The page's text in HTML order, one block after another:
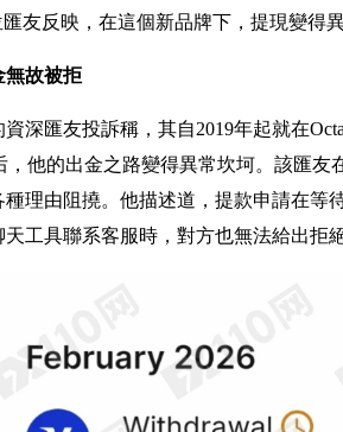
匯友反映，在這個新品牌下，提現變得
無故被拒
深匯友投訴稱，其自2019年起就在
他的出金之路變得異常坎坷。該匯友
理由阻撓。他描述道，提款申請在等
工具聯系客服時，對方也無法給出拒